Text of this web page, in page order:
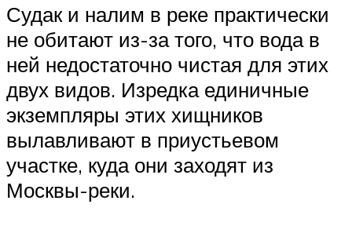
Судак и налим в реке практически
не обитают из-за того, что вода в
ней недостаточно чистая для этих
двух видов. Изредка единичные
экземпляры этих хищников
вылавливают в приустьевом
участке, куда они заходят из
Москвы-реки.